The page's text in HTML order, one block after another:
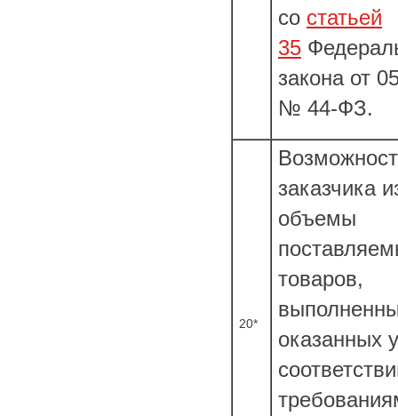
со статьей
35
закона от
№ 44-ФЗ.
20*
заказчика
объемы
товаров,
оказанных